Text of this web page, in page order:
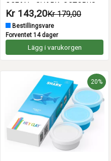
OCEAN - SHARK, OCTOPUS,
STINGRAY
Kr 143,20Kr 179,00
Bestillingsvare
Forventet 14 dager
Lägg i varukorgen
20%